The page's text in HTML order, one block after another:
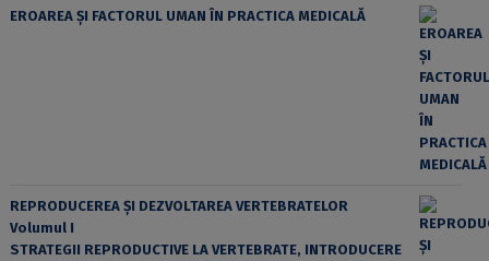
EROAREA ȘI FACTORUL UMAN ÎN PRACTICA MEDICALĂ
REPRODUCEREA ȘI DEZVOLTAREA VERTEBRATELOR
Volumul I
STRATEGII REPRODUCTIVE LA VERTEBRATE, INTRODUCERE